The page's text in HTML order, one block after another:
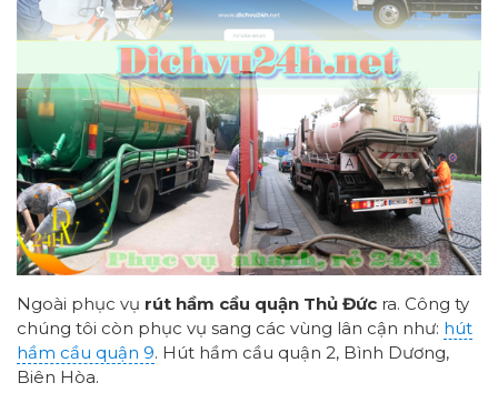
Ngoài phục vụ rút hầm cầu quận Thủ Đức ra. Công ty
chúng tôi còn phục vụ sang các vùng lân cận như: hút
hầm cầu quận 9. Hút hầm cầu quận 2, Bình Dương,
Biên Hòa.